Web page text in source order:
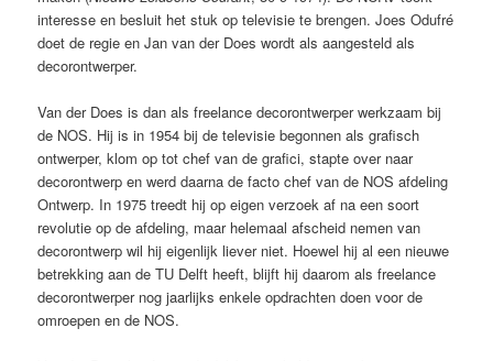
interesse en besluit het stuk op televisie te brengen. Joes Odufré
doet de regie en Jan van der Does wordt als aangesteld als
decorontwerper.
Van der Does is dan als freelance decorontwerper werkzaam bij
de NOS. Hij is in 1954 bij de televisie begonnen als grafisch
ontwerper, klom op tot chef van de grafici, stapte over naar
decorontwerp en werd daarna de facto chef van de NOS afdeling
Ontwerp. In 1975 treedt hij op eigen verzoek af na een soort
revolutie op de afdeling, maar helemaal afscheid nemen van
decorontwerp wil hij eigenlijk liever niet. Hoewel hij al een nieuwe
betrekking aan de TU Delft heeft, blijft hij daarom als freelance
decorontwerper nog jaarlijks enkele opdrachten doen voor de
omroepen en de NOS.